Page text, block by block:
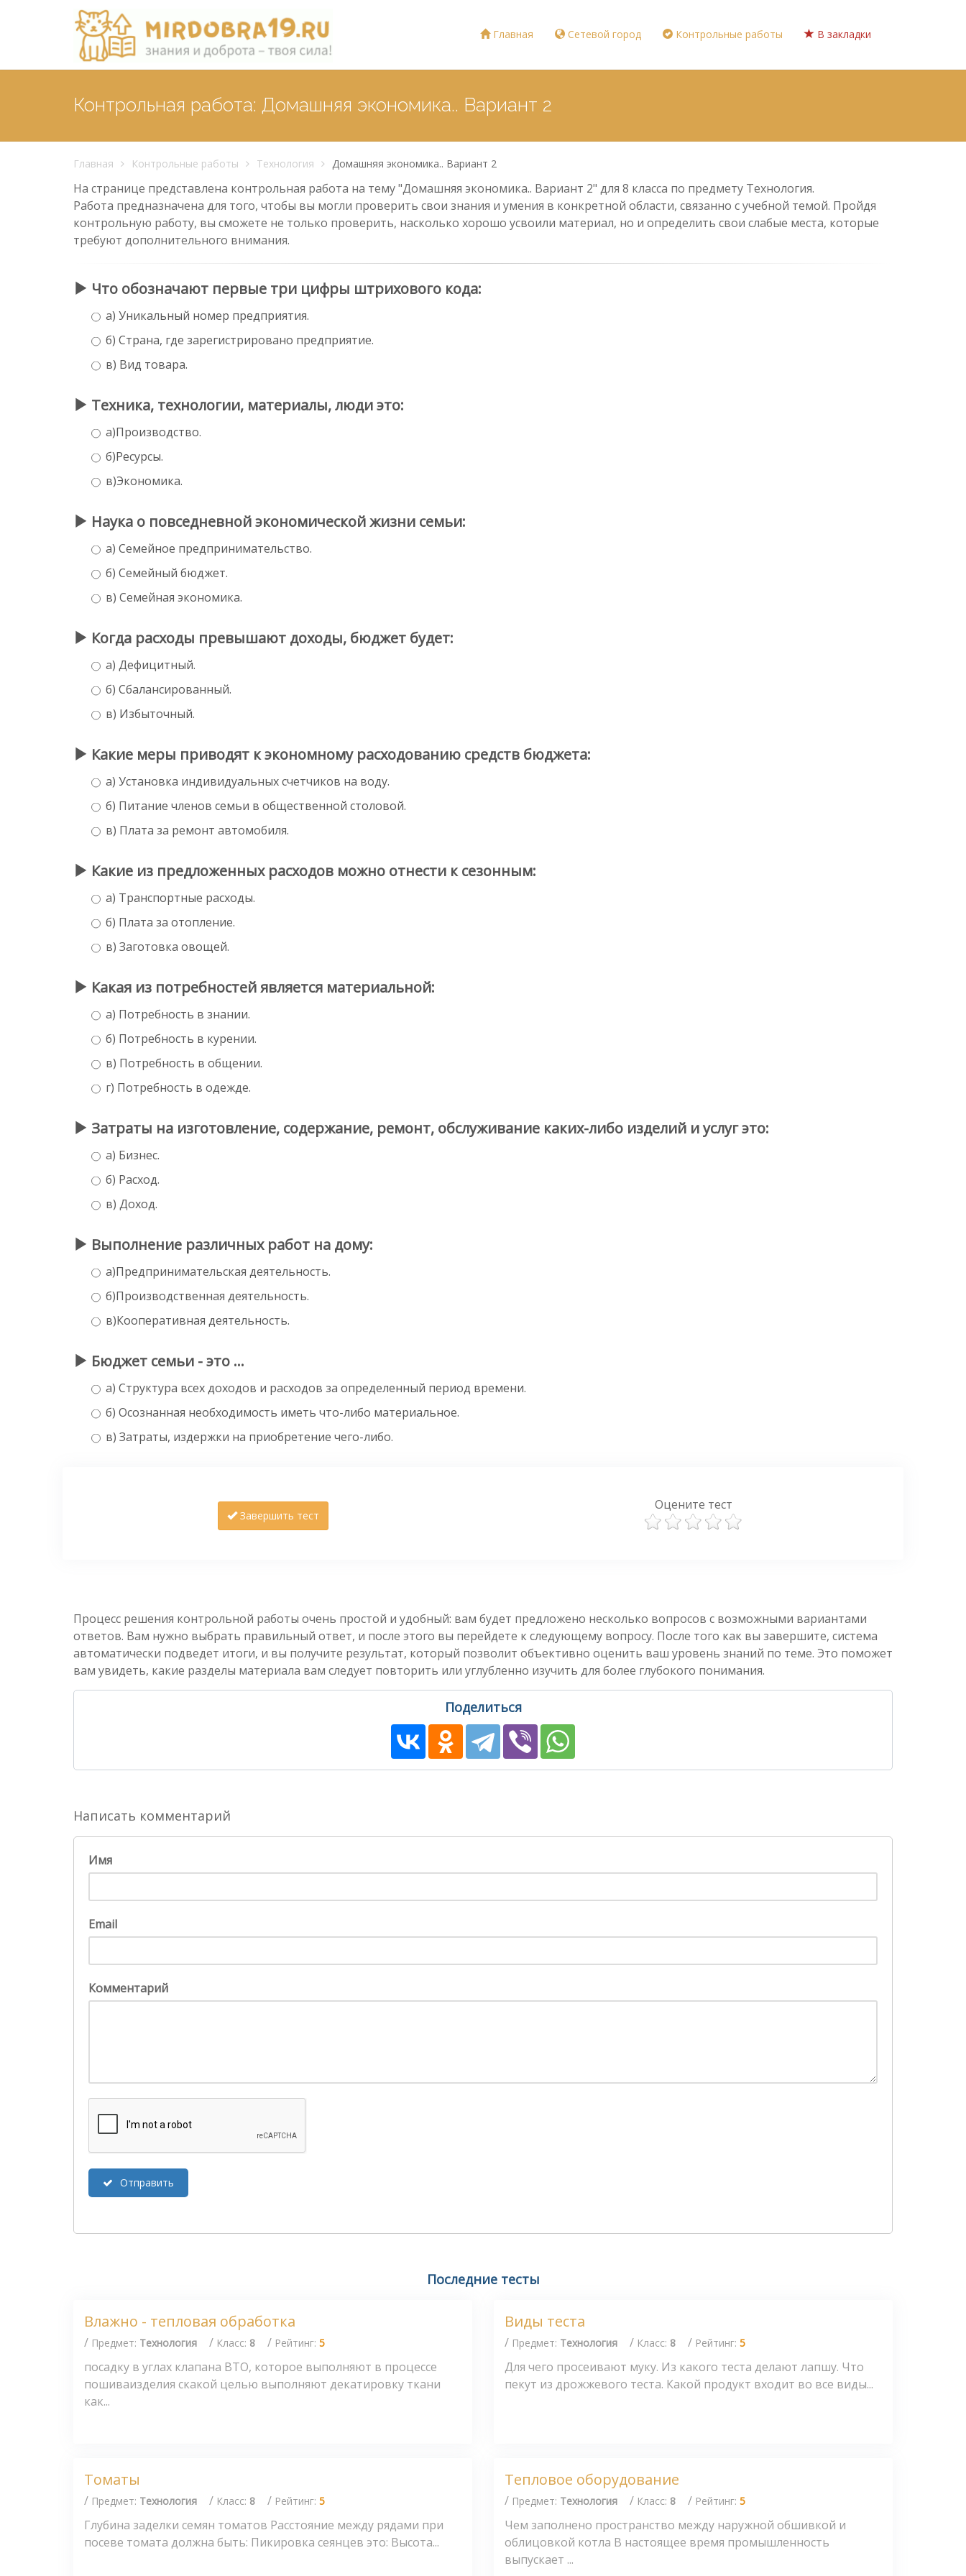
Главная Сетевой город Контрольные работы В закладки
Контрольная работа: Домашняя экономика.. Вариант 2
Главная Контрольные работы Технология Домашняя экономика.. Вариант 2
На странице представлена контрольная работа на тему "Домашняя экономика.. Вариант 2" для 8 класса по предмету Технология.
Работа предназначена для того, чтобы вы могли проверить свои знания и умения в конкретной области, связанно с учебной темой. Пройдя
контрольную работу, вы сможете не только проверить, насколько хорошо усвоили материал, но и определить свои слабые места, которые
требуют дополнительного внимания.
Что обозначают первые три цифры штрихового кода:
а) Уникальный номер предприятия.
б) Страна, где зарегистрировано предприятие.
в) Вид товара.
Техника, технологии, материалы, люди это:
а)Производство.
б)Ресурсы.
в)Экономика.
Наука о повседневной экономической жизни семьи:
а) Семейное предпринимательство.
б) Семейный бюджет.
в) Семейная экономика.
Когда расходы превышают доходы, бюджет будет:
а) Дефицитный.
б) Сбалансированный.
в) Избыточный.
Какие меры приводят к экономному расходованию средств бюджета:
а) Установка индивидуальных счетчиков на воду.
б) Питание членов семьи в общественной столовой.
в) Плата за ремонт автомобиля.
Какие из предложенных расходов можно отнести к сезонным:
а) Транспортные расходы.
б) Плата за отопление.
в) Заготовка овощей.
Какая из потребностей является материальной:
а) Потребность в знании.
б) Потребность в курении.
в) Потребность в общении.
г) Потребность в одежде.
Затраты на изготовление, содержание, ремонт, обслуживание каких-либо изделий и услуг это:
а) Бизнес.
б) Расход.
в) Доход.
Выполнение различных работ на дому:
а)Предпринимательская деятельность.
б)Производственная деятельность.
в)Кооперативная деятельность.
Бюджет семьи - это ...
а) Структура всех доходов и расходов за определенный период времени.
б) Осознанная необходимость иметь что-либо материальное.
в) Затраты, издержки на приобретение чего-либо.
Завершить тест
Оцените тест
Процесс решения контрольной работы очень простой и удобный: вам будет предложено несколько вопросов с возможными вариантами
ответов. Вам нужно выбрать правильный ответ, и после этого вы перейдете к следующему вопросу. После того как вы завершите, система
автоматически подведет итоги, и вы получите результат, который позволит объективно оценить ваш уровень знаний по теме. Это поможет
вам увидеть, какие разделы материала вам следует повторить или углубленно изучить для более глубокого понимания.
Поделиться
Написать комментарий
Имя
Email
Комментарий
Отправить
Последние тесты
Влажно - тепловая обработка
/ Предмет: Технология / Класс: 8 / Рейтинг: 5
посадку в углах клапана ВТО, которое выполняют в процессе
пошиваизделия скакой целью выполняют декатировку ткани
как...
Виды теста
/ Предмет: Технология / Класс: 8 / Рейтинг: 5
Для чего просеивают муку. Из какого теста делают лапшу. Что
пекут из дрожжевого теста. Какой продукт входит во все виды...
Томаты
/ Предмет: Технология / Класс: 8 / Рейтинг: 5
Глубина заделки семян томатов Расстояние между рядами при
посеве томата должна быть: Пикировка сеянцев это: Высота...
Тепловое оборудование
/ Предмет: Технология / Класс: 8 / Рейтинг: 5
Чем заполнено пространство между наружной обшивкой и
облицовкой котла В настоящее время промышленность
выпускает ...